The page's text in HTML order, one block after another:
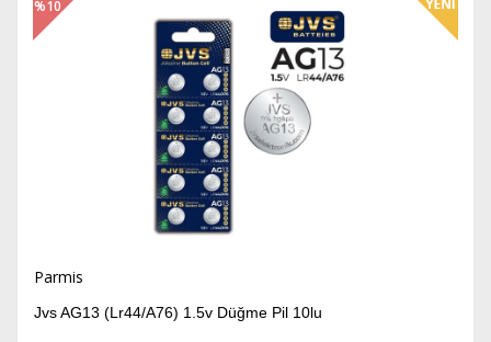
Parmis
Jvs AG13 (Lr44/A76) 1.5v Düğme Pil 10lu
%10